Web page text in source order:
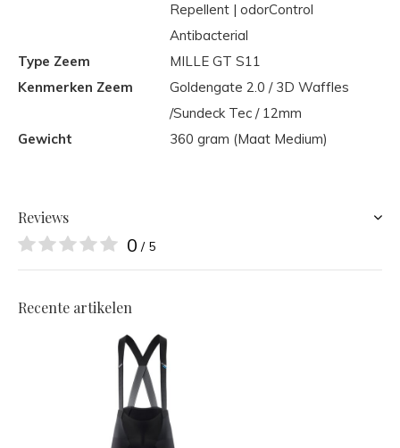
Repellent | odorControl
Antibacterial
Type Zeem
MILLE GT S11
Kenmerken Zeem
Goldengate 2.0 / 3D Waffles
/Sundeck Tec / 12mm
Gewicht
360 gram (Maat Medium)
Reviews
0 / 5
Recente artikelen